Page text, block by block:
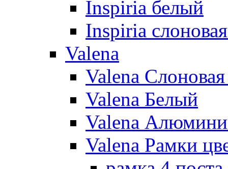
Inspiria белый
Inspiria
Valena
Valena Слоновая
Valena Белый
Valena
Valena Рамки